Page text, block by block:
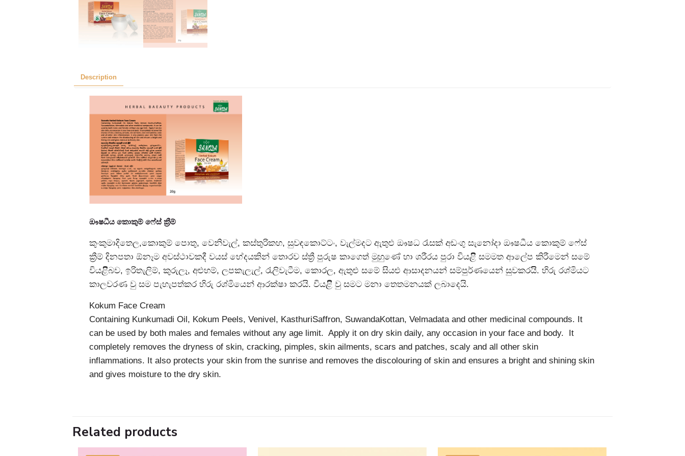
Description
ඖෂධීය කොකුම් ෆේස් ක්‍රීම්
කුංකුමාදිතෙල,කොකුම් පොතු, වෙනිවැල්, කස්තුරිකහ, සුවඳකොට්ටං, වැල්මදට ඇතුළු ඖෂධ රැසක් අඩංගු සැනෝදා ඖෂධීය කොකුම් ෆේස්
ක්‍රීම් දිනපතා ඕනෑම අවස්ථාවකදී වයස් භේදයකින් තොරව ස්ත්‍රී පුරුෂ කාගෙත් මුහුණේ හා ශරීරය පුරා වියළිි සමමත ආලේප කිරීමෙන් සමේ
වියළිිබව, ඉරිතැලිම්, කුරුලෑ, අළුහම්, ලපකැලැල්, රැලිවැටීම, කොරල, ඇතුළු සමේ සියළු ආසාදනයන් සම්පුර්ණයෙන් සුවකරයිි. හිරු රශ්මියට
කාලවරණ වු සම පැහැපත්කර හිරු රශ්මියෙන් ආරක්ෂා කරයි. වියළිි වු සමට මනා තෙතමනයක් ලබාදෙයි.
Kokum Face Cream
Containing Kunkumadi Oil, Kokum Peels, Venivel, KasthuriSaffron, SuwandaKottan, Velmadata and other medicinal compounds. It
can be used by both males and females without any age limit. Apply it on dry skin daily, any occasion in your face and body. It
completely removes the dryness of skin, cracking, pimples, skin ailments, scars and patches, scaly and all other skin
inflammations. It also protects your skin from the sunrise and removes the discolouring of skin and ensures a bright and shining skin
and gives moisture to the dry skin.
Related products